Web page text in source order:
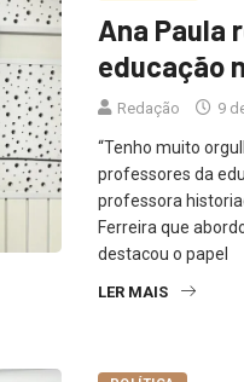
Ana Paula
educação
Redação 9
“Tenho muito
professores da
professora
Ferreira que
destacou o papel
LER MAIS